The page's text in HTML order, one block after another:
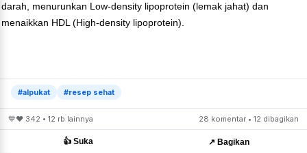
darah, menurunkan Low-density lipoprotein (lemak jahat) dan
menaikkan HDL (High-density lipoprotein).
#alpukat #resep sehat
💙❤️ 342 • 12 rb lainnya 28 komentar • 12 dibagikan
👍 Suka ↗️ Bagikan